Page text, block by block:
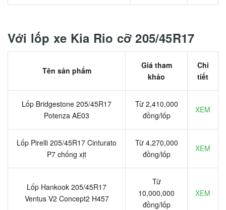
Với lốp xe Kia Rio cỡ 205/45R17
Tên sản phẩm
Giá tham
khảo
Chi
tiết
Lốp Bridgestone 205/45R17
Potenza AE03
Từ 2,410,000
đồng/lốp
XEM
Lốp Pirelli 205/45R17 Cinturato
P7 chống xịt
Từ 4,270,000
đồng/lốp
XEM
Lốp Hankook 205/45R17
Ventus V2 Concept2 H457
Từ
10,000,000
đồng/lốp
XEM